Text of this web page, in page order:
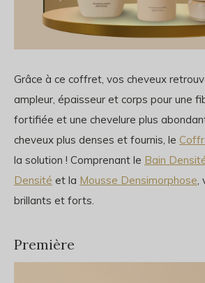
Grâce à ce coffret, vos cheveux
ampleur, épaisseur et corps pour une
fortifiée et une chevelure plus
cheveux plus denses et fournis, le
la solution ! Comprenant le Bain
Densité et la Mousse Densimorphose,
brillants et forts.
Première